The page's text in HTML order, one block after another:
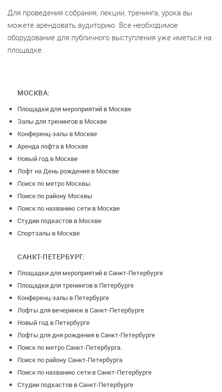
Для проведения собрания, лекции, тренинга, урока вы
можете арендовать аудиторию. Все необходимое
оборудование для публичного выступления уже иметься на
площадке.
МОСКВА:
Площадки для мероприятий в Москве
Залы для тренингов в Москве
Конференц-залы в Москве
Аренда лофта в Москве
Новый год в Москве
Лофт на День рождения в Москве
Поиск по метро Москвы.
Поиск по району Москвы
Поиск по названию сети в Москве
Студии подкастов в Москве
Спортзалы в Москве
САНКТ-ПЕТЕРБУРГ:
Площадки для мероприятий в Санкт-Петербурге
Площадки для тренингов в Петербурге
Конференц-залы в Петербурге
Лофты для вечеринок в Санкт-Петербурге
Новый год в Петербурге
Лофты для дня рождения в Санкт-Петербурге
Поиск по метро Санкт-Петербурга.
Поиск по району Санкт-Петербурга
Поиск по названию сети в Санкт-Петербурге
Студии подкастов в Санкт-Петербурге